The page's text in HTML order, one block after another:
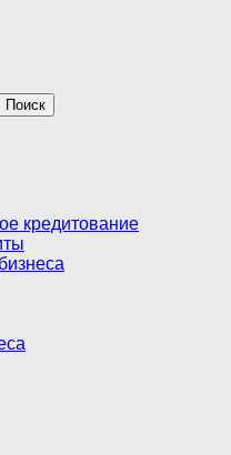
кредитование